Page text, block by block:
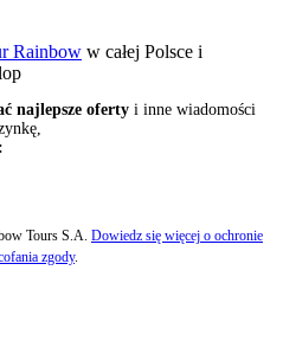
Rainbow w całej Polsce i
najlepsze oferty i inne wiadomości
Tours S.A. Dowiedz się więcej o ochronie
zgody.